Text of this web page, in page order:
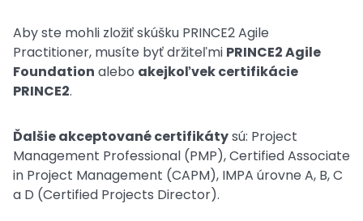
Aby ste mohli zložiť skúšku PRINCE2 Agile
Practitioner, musíte byť držiteľmi PRINCE2 Agile
Foundation alebo akejkoľvek certifikácie
PRINCE2.
Ďalšie akceptované certifikátysú: Project
Management Professional (PMP), Certified Associate
in Project Management (CAPM), IMPA úrovne A, B, C
a D (Certified Projects Director).